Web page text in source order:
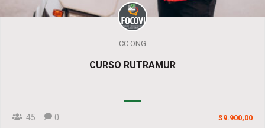
CC ONG
CURSO RUTRAMUR
45 0 $9.900,00